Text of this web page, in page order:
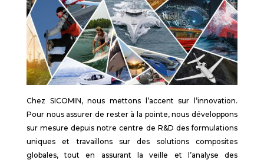
Chez SICOMIN, nous mettons l’accent sur ​​l’innovation.
Pour nous assurer de rester à la pointe, nous développons
sur mesure depuis notre centre de R&D des formulations
uniques et travaillons sur des solutions composites
globales, tout en assurant la veille et l’analyse des